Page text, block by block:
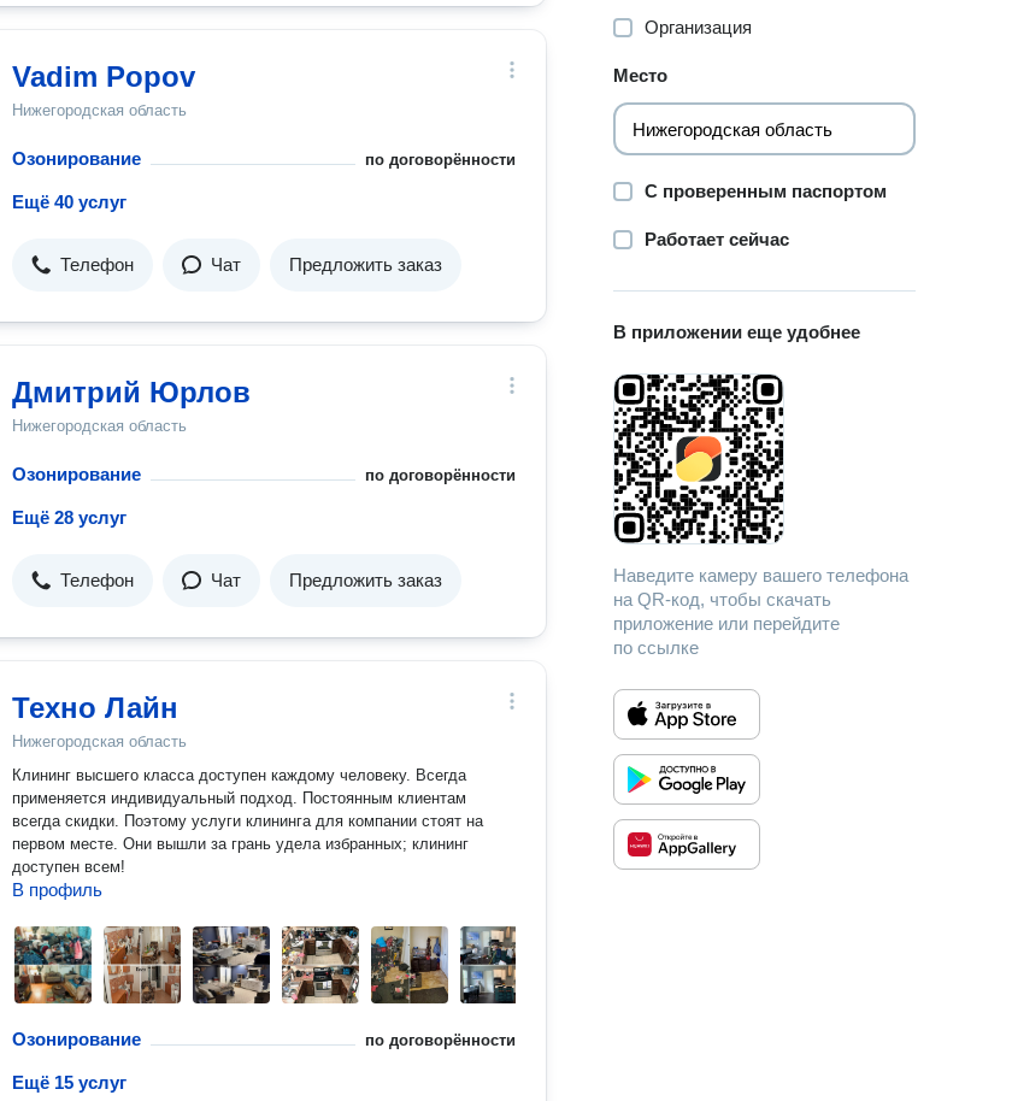
Vadim Popov
Нижегородская область
Озонирование по договорённости
Ещё 40 услуг
Телефон Чат Предложить заказ
Дмитрий Юрлов
Нижегородская область
Озонирование по договорённости
Ещё 28 услуг
Телефон Чат Предложить заказ
Техно Лайн
Нижегородская область
Клининг высшего класса доступен каждому человеку. Всегда
применяется индивидуальный подход. Постоянным клиентам
всегда скидки. Поэтому услуги клининга для компании стоят на
первом месте. Они вышли за грань удела избранных; клининг
доступен всем!
В профиль
Озонирование по договорённости
Ещё 15 услуг
Организация
Место
С проверенным паспортом
Работает сейчас
В приложении еще удобнее
Наведите камеру вашего телефона
на QR-код, чтобы скачать
приложение или перейдите
по ссылке